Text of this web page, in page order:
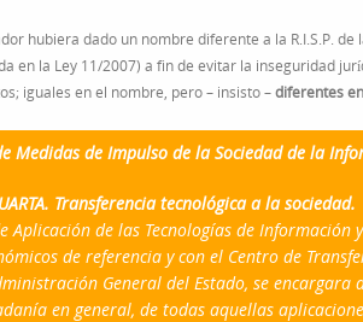
hubiera dado un nombre diferente a la R.I.S.P.
en la Ley 11/2007) a fin de evitar la inseguridad
iguales en el nombre, pero – insisto –diferentes
Medidas de Impulso de la Sociedad de la
Transferencia tecnológica a la sociedad.
de las Tecnologías de Información y
de referencia y con el Centro de
General del Estado, se encargara
en general, de todas aquellas